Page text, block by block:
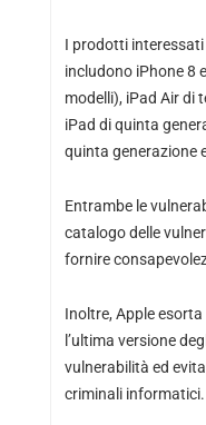
I prodotti
includono iPhone 8
modelli), iPad Air di
iPad di quinta
quinta generazione
Entrambe le
catalogo delle
fornire
Inoltre, Apple
l’ultima versione
vulnerabilità ed
criminali informatici.